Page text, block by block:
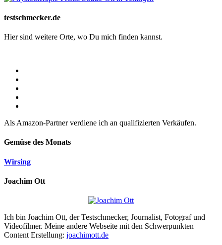
testschmecker.de
Hier sind weitere Orte, wo Du mich finden kannst.
Als Amazon-Partner verdiene ich an qualifizierten Verkäufen.
Gemüse des Monats
Wirsing
Joachim Ott
Ich bin Joachim Ott, der Testschmecker, Journalist, Fotograf und
Videofilmer. Meine andere Webseite mit den Schwerpunkten
Content Erstellung: joachimott.de